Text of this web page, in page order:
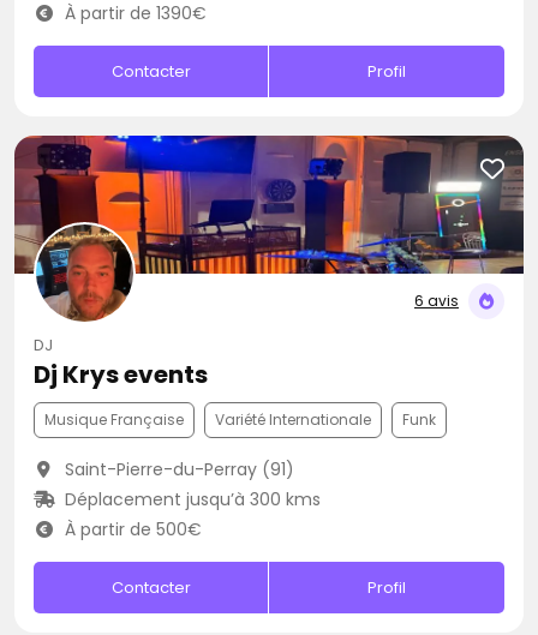
À partir de 1390€
Contacter Profil
6 avis
DJ
Dj Krys events
Musique Française Variété Internationale Funk
Saint-Pierre-du-Perray (91)
Déplacement jusqu’à 300 kms
À partir de 500€
Contacter Profil